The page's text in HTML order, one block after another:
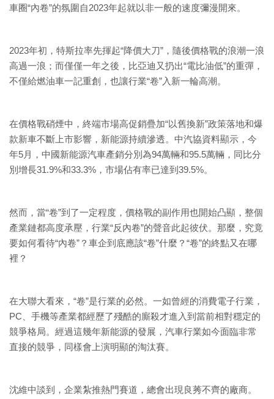
車圈“內卷”的氛圍自2023年起就以非一般的速度彌漫開來。
2023年初，特斯拉率先揮起“降價大刀”，隨後價格戰的浪潮一浪
高過一浪；而僅僅一年之後，比亞迪又扔出“電比油低”的重彈，
不僅給燃油車一記重創，也讓行業“卷”入新一輪高潮。
在價格戰硝煙中，終端市場高促銷疊加“以舊換新”政策落地和爆
款新車不斷上市影響，新能源持續滲透。中汽協資料顯示，今
年5月，中國新能源汽車產銷分別為94萬輛和95.5萬輛，同比分
別增長31.9%和33.3%，市場佔有率已達到39.5%。
然而，當“卷”到了一定程度，價格戰的副作用也開始凸顯，整個
產業鏈都高度承壓，行業“反內卷”的聲音此起彼伏。那麼，究竟
要如何看待“內卷”？車企到底應該“卷”什麼？“卷”的終點又在哪
裡？
在大聯大看來，“卷”是行業的必然。一如曾經的消費電子行業，
PC、手機等產業都經歷了殘酷的廝殺才進入到當前相對穩定的
競爭格局。經過這幾年新能源的發展，汽車行業如今面臨非常
直接的競爭，同樣會上演明顯的淘汰賽。
沈維中談到，企業紮推熱門賽道，總會出現良莠不齊的廠商。